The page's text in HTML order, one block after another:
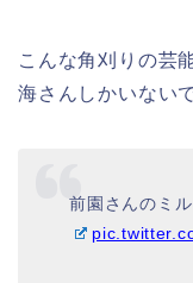
こんな角刈りの芸
海さんしかいない
前園さんのミ